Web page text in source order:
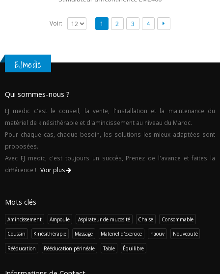
Voir: 1 2 3 4
EJmedic
Qui sommes-nous ?
EJ medic c'est le conseil, la vente, l'installation et la maintenance du
matériel de kinésithérapie et d'amincissement au niveau du Maroc.
Pour chaque cas, chaque besoin, les solutions les mieux adaptées sont
proposées.
Avec EJ medic, c'est toujours un succès, Prenez de l'avance et faites la
différence ! Voir plus
Mots clés
Amincissement Ampoule Aspirateur de mucosité Chaise Consommable
Coussin Kinésithérapie Massage Materiel d'exercice naouv Nouveauté
Rééducation Rééducation périnéale Table Équilibre